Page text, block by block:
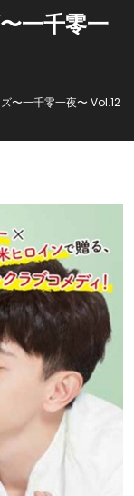
一千零一
〜一千零一夜〜 Vol.12
ラマ